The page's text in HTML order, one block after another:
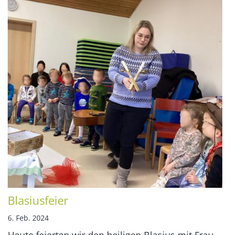
Blasiusfeier
6. Feb. 2024